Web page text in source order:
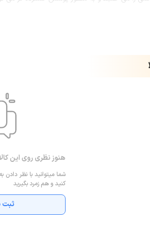
اوقات لذت بخشی را برای شما به ارمغان بیاورد
قرار گرفته است که بسیار ویژگی رضایت بخشی
هنوز نظری روی این
شما میتوانید با نظر دادن
کنید و هم زمرد بگیرید
ثبت